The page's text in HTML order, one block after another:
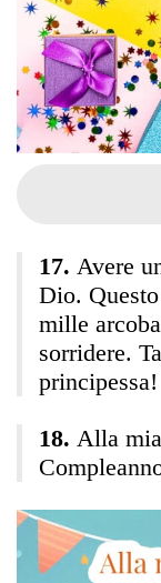
Avere
Dio.
mille
sorridere.
principessa!
Alla